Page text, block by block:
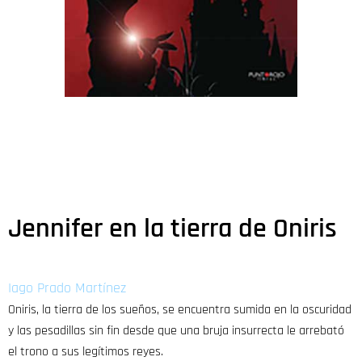
Jennifer en la tierra de Oniris
Iago Prado Martínez
Oniris, la tierra de los sueños, se encuentra sumida en la oscuridad
y las pesadillas sin fin desde que una bruja insurrecta le arrebató
el trono a sus legítimos reyes.